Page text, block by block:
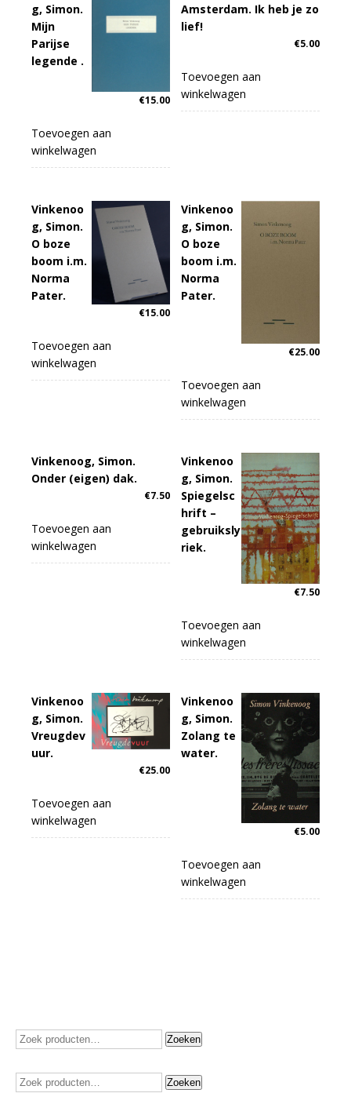
g, Simon.
Mijn
Parijse
legende .
€15.00
Toevoegen aan
winkelwagen
Amsterdam. Ik heb je zo
lief!
€5.00
Toevoegen aan
winkelwagen
Vinkenoo
g, Simon.
O boze
boom i.m.
Norma
Pater.
€15.00
Toevoegen aan
winkelwagen
Vinkenoo
g, Simon.
O boze
boom i.m.
Norma
Pater.
€25.00
Toevoegen aan
winkelwagen
Vinkenoog, Simon.
Onder (eigen) dak.
€7.50
Toevoegen aan
winkelwagen
Vinkenoo
g, Simon.
Spiegelsc
hrift –
gebruiksly
riek.
€7.50
Toevoegen aan
winkelwagen
Vinkenoo
g, Simon.
Vreugdev
uur.
€25.00
Toevoegen aan
winkelwagen
Vinkenoo
g, Simon.
Zolang te
water.
€5.00
Toevoegen aan
winkelwagen
Zoeken
naar:
Zoeken
Zoeken
naar:
Zoeken